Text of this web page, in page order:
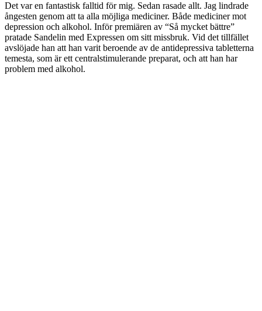
Det var en fantastisk falltid för mig. Sedan rasade allt. Jag lindrade
ångesten genom att ta alla möjliga mediciner. Både mediciner mot
depression och alkohol. Inför premiären av “Så mycket bättre”
pratade Sandelin med Expressen om sitt missbruk. Vid det tillfället
avslöjade han att han varit beroende av de antidepressiva tabletterna
temesta, som är ett centralstimulerande preparat, och att han har
problem med alkohol.